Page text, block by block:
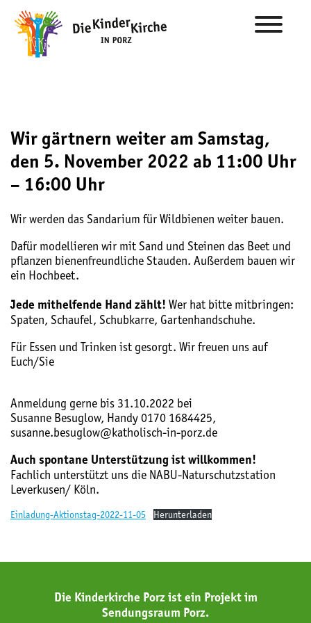
Wir gärtnern weiter am Samstag,
den 5. November 2022 ab 11:00 Uhr
– 16:00 Uhr
Wir werden das Sandarium für Wildbienen weiter bauen.
Dafür modellieren wir mit Sand und Steinen das Beet und
pflanzen bienenfreundliche Stauden. Außerdem bauen wir
ein Hochbeet.
Jede mithelfende Hand zählt! Wer hat bitte mitbringen:
Spaten, Schaufel, Schubkarre, Gartenhandschuhe.
Für Essen und Trinken ist gesorgt. Wir freuen uns auf
Euch/Sie
Anmeldung gerne bis 31.10.2022 bei
Susanne Besuglow, Handy 0170 1684425,
susanne.besuglow@katholisch-in-porz.de
Auch spontane Unterstützung ist willkommen!
Fachlich unterstützt uns die NABU-Naturschutzstation
Leverkusen/ Köln.
Einladung-Aktionstag-2022-11-05 Herunterladen
Die Kinderkirche Porz ist ein Projekt im
Sendungsraum Porz.